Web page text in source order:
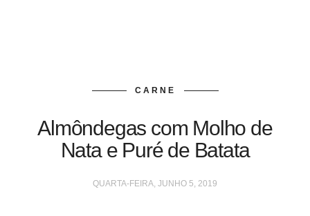
CARNE
Almôndegas com Molho de
Nata e Puré de Batata
QUARTA-FEIRA, JUNHO 5, 2019